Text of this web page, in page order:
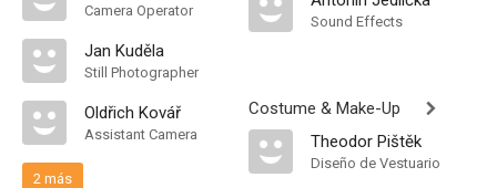
Camera Operator
Jan Kuděla
Still Photographer
Oldřich Kovář
Assistant Camera
2 más
Sound Effects
Costume & Make-Up
Theodor Pištěk
Diseño de Vestuario